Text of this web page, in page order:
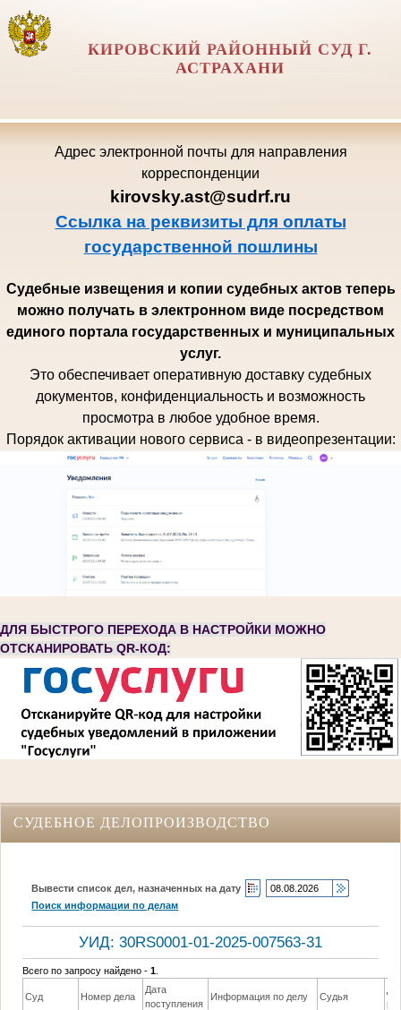
КИРОВСКИЙ РАЙОННЫЙ СУД Г.
АСТРАХАНИ
Адрес электронной почты для направления
корреспонденции
kirovsky.ast@sudrf.ru
Ссылка на реквизиты для оплаты
государственной пошлины
Судебные извещения и копии судебных актов теперь
можно получать в электронном виде посредством
единого портала государственных и муниципальных
услуг.
Это обеспечивает оперативную доставку судебных
документов, конфиденциальность и возможность
просмотра в любое удобное время.
Порядок активации нового сервиса - в видеопрезентации:
ДЛЯ БЫСТРОГО ПЕРЕХОДА В НАСТРОЙКИ МОЖНО
ОТСКАНИРОВАТЬ QR-КОД:
СУДЕБНОЕ ДЕЛОПРОИЗВОДСТВО
Вывести список дел, назначенных на дату
Поиск информации по делам
УИД: 30RS0001-01-2025-007563-31
Всего по запросу найдено -1
Суд Номер дела
Дата
поступления
Информация по делу Судья